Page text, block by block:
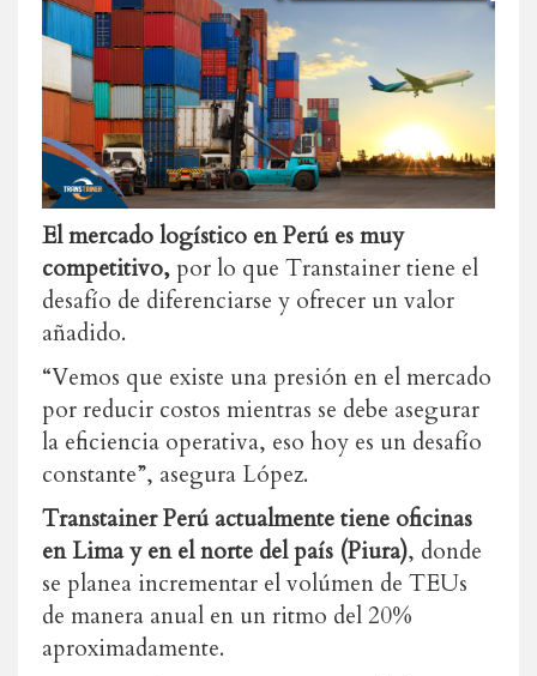
El mercado logístico en Perú es muy
competitivo, por lo que Transtainer tiene el
desafío de diferenciarse y ofrecer un valor
añadido.
“Vemos que existe una presión en el mercado
por reducir costos mientras se debe asegurar
la eficiencia operativa, eso hoy es un desafío
constante”, asegura López.
Transtainer Perú actualmente tiene oficinas
en Lima y en el norte del país (Piura), donde
se planea incrementar el volúmen de TEUs
de manera anual en un ritmo del 20%
aproximadamente.